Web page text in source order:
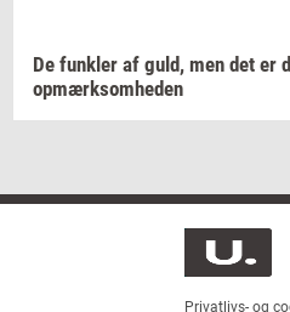
De funk­ler af guld, men det er
op­mærk­som­he­den
Privatlivs- og